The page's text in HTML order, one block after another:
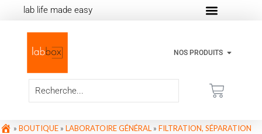
lab life made easy
NOS PRODUITS
» BOUTIQUE » LABORATOIRE GÉNÉRAL » FILTRATION, SÉPARATION